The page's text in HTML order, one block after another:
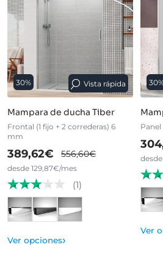
30% Vista rápida
Mampara de ducha Tiber
Frontal (1 fijo + 2 correderas) 6
mm
389,62€ 556,60€
desde 129,87€/mes
(1)
Ver opciones›
Ver